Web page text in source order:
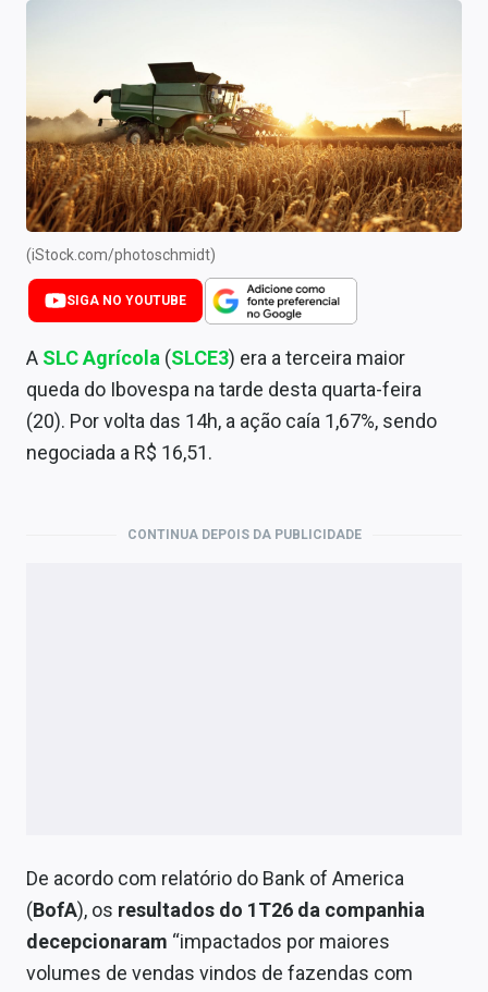
Comprar ou vender?
Carteiras Recomendadas
Central de Dividendos
Central de Fundos Imobiliários
Central dos IPOs
Renda Fixa
Finanças Pessoais
Mercados
Tecnologia
Conteúdo de Marca
(iStock.com/photoschmidt)
SIGA NO YOUTUBE
A SLC Agrícola (SLCE3) era a terceira maior
queda do Ibovespa na tarde desta quarta-feira
(20). Por volta das 14h, a ação caía 1,67%, sendo
negociada a R$ 16,51.
CONTINUA DEPOIS DA PUBLICIDADE
De acordo com relatório do Bank of America
(BofA), os resultados do 1T26 da companhia
decepcionaram “impactados por maiores
volumes de vendas vindos de fazendas com